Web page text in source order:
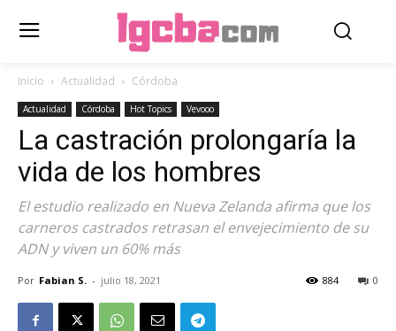
Inicio Actualidad Córdoba
Actualidad Córdoba Hot Topics Vevooo
La castración prolongaría la
vida de los hombres
El estudio realizado en Nueva Zelanda afirma que los
carneros castrados retrasan el envejecimiento de su
ADN y viven un 60% más
Por Fabian S. - julio 18, 2021 0
884